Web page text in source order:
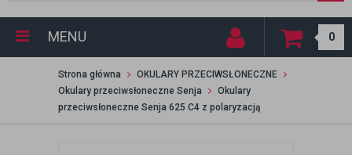
MENU 0
Strona główna
OKULARY PRZECIWSŁONECZNE
Okulary przeciwsłoneczne Senja
Okulary
przeciwsłoneczne Senja 625 C4 z polaryzacją